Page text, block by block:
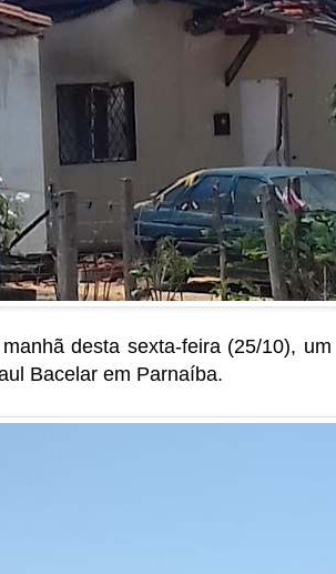
desta sexta-feira (25/10),
Bacelar em Parnaíba.